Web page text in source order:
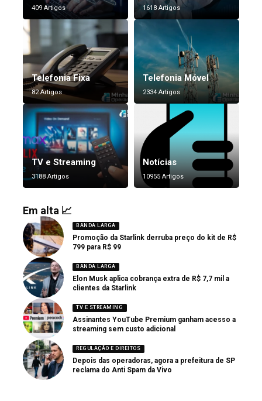
409 Artigos 1618 Artigos
Telefonia Fixa
82 Artigos
Telefonia Móvel
2334 Artigos
TV e Streaming
3188 Artigos
Notícias
10955 Artigos
Em alta 📈
BANDA LARGA
Promoção da Starlink derruba preço do kit de R$
799 para R$ 99
BANDA LARGA
Elon Musk aplica cobrança extra de R$ 7,7 mil a
clientes da Starlink
TV E STREAMING
Assinantes YouTube Premium ganham acesso a
streaming sem custo adicional
REGULAÇÃO E DIREITOS
Depois das operadoras, agora a prefeitura de SP
reclama do Anti Spam da Vivo